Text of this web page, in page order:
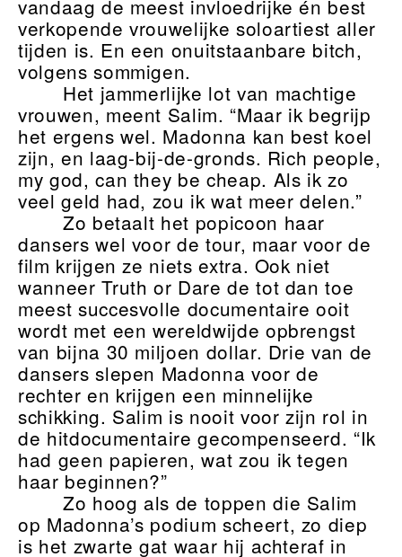
vandaag de meest invloedrijke én best
verkopende vrouwelijke soloartiest aller
tijden is. En een onuitstaanbare bitch,
volgens sommigen.
Het jammerlijke lot van machtige
vrouwen, meent Salim. “Maar ik begrijp
het ergens wel. Madonna kan best koel
zijn, en laag-bij-de-gronds. Rich people,
my god, can they be cheap. Als ik zo
veel geld had, zou ik wat meer delen.”
Zo betaalt het popicoon haar
dansers wel voor de tour, maar voor de
film krijgen ze niets extra. Ook niet
wanneer Truth or Dare de tot dan toe
meest succesvolle documentaire ooit
wordt met een wereldwijde opbrengst
van bijna 30 miljoen dollar. Drie van de
dansers slepen Madonna voor de
rechter en krijgen een minnelijke
schikking. Salim is nooit voor zijn rol in
de hitdocumentaire gecompenseerd. “Ik
had geen papieren, wat zou ik tegen
haar beginnen?”
Zo hoog als de toppen die Salim
op Madonna’s podium scheert, zo diep
is het zwarte gat waar hij achteraf in